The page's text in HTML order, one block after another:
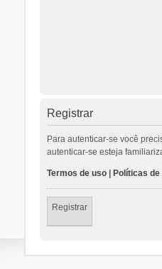
Registrar
Para autenticar-se você
autenticar-se esteja
Termos de uso| Políticas
Registrar